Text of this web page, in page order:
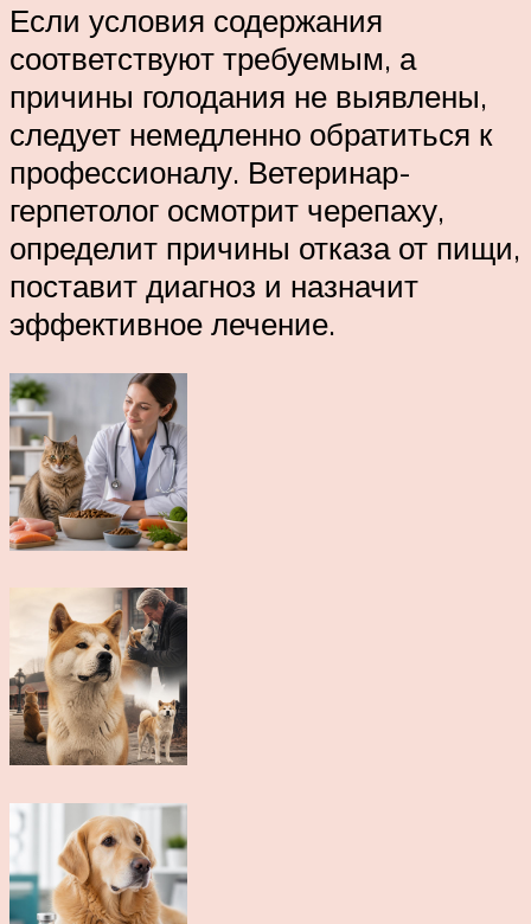
Если условия содержания
соответствуют требуемым, а
причины голодания не выявлены,
следует немедленно обратиться к
профессионалу. Ветеринар-
герпетолог осмотрит черепаху,
определит причины отказа от пищи,
поставит диагноз и назначит
эффективное лечение.